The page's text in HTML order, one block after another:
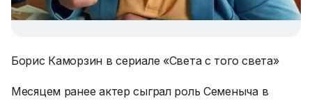
Борис Каморзин в сериале «Света с того света»
Месяцем ранее актер сыграл роль Семеныча в